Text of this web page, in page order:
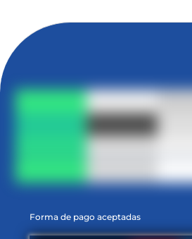
Forma de pago aceptadas